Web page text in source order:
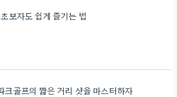
보자도 쉽게 즐기는 법
크골프의 짧은 거리 샷을 마스터하자